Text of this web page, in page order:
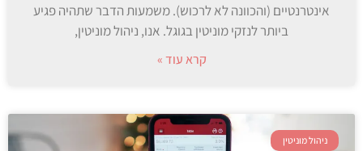
אינטרנטיים (והכוונה לא לרכוש). משמעות הדבר שתהיה פגיע
ביותר לנזקי מוניטין בגוגל. אנו, ניהול מוניטין,
קרא עוד »
ניהול מוניטין